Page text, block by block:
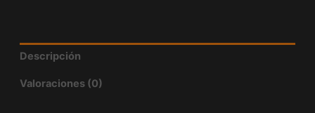
Descripción
Valoraciones (0)